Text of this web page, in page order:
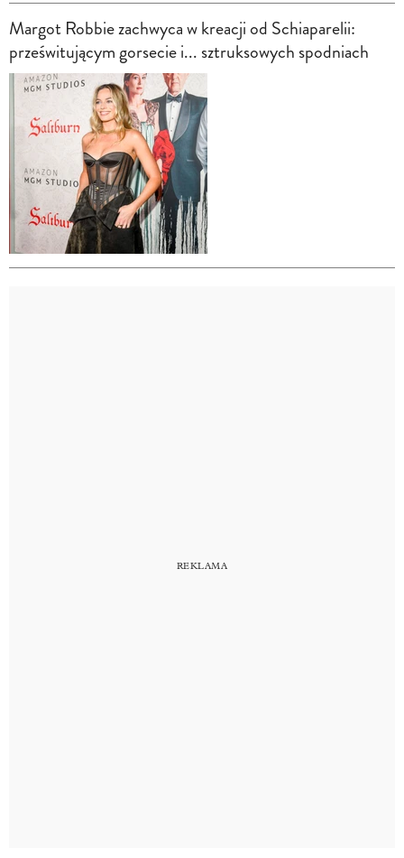
Margot Robbie zachwyca w kreacji od Schiaparelii:
prześwitującym gorsecie i... sztruksowych spodniach